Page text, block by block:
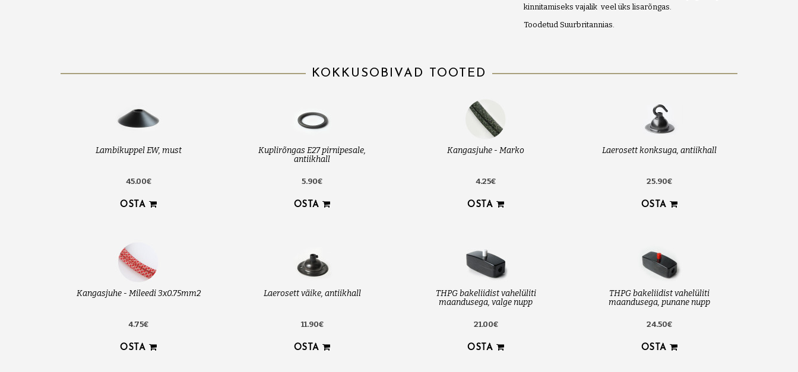
kinnitamiseks vajalik veel üks lisarõngas.
Toodetud Suurbritannias.
KOKKUSOBIVAD TOOTED
Lambikuppel EW, must
45.00€
OSTA
Kuplirõngas E27 pirnipesale,
antiikhall
5.90€
OSTA
Kangasjuhe - Marko
4.25€
OSTA
Laerosett konksuga, antiikhall
25.90€
OSTA
Kangasjuhe - Mileedi 3x0.75mm2
4.75€
OSTA
Laerosett väike, antiikhall
11.90€
OSTA
THPG bakeliidist vahelüliti
maandusega, valge nupp
21.00€
OSTA
THPG bakeliidist vahelüliti
maandusega, punane nupp
24.50€
OSTA